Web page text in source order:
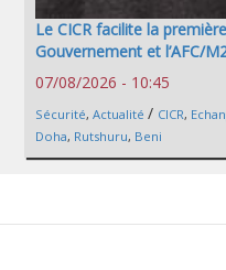
Le CICR facilite la
Gouvernement et l’AFC/
07/08/2026 - 10:45
Sécurité, Actualité / CICR,
Doha, Rutshuru, Beni